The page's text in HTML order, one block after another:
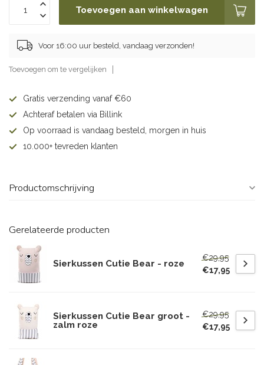
Toevoegen aan winkelwagen
Voor 16:00 uur besteld, vandaag verzonden!
Toevoegen om te vergelijken
Gratis verzending vanaf €60
Achteraf betalen via Billink
Op voorraad is vandaag besteld, morgen in huis
10.000+ tevreden klanten
Productomschrijving
Gerelateerde producten
Sierkussen Cutie Bear - roze
€29,95
€17,95
Sierkussen Cutie Bear groot -
zalm roze
€29,95
€17,95